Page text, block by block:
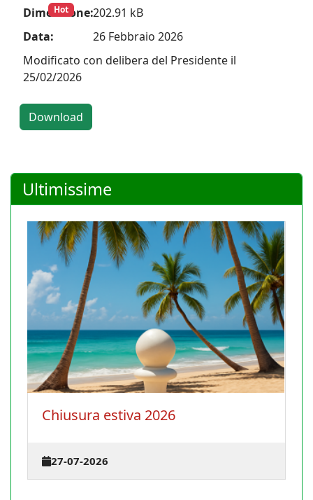
Hot
Dimensione:202.91 kB
Data:
26 Febbraio 2026
Modificato con delibera del Presidente il
25/02/2026
Ultimissime
Chiusura estiva 2026
27-07-2026